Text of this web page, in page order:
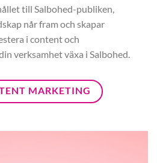
till Salbohed-publiken,
når fram och skapar
i content och
verksamhet växa i Salbohed.
MARKETING